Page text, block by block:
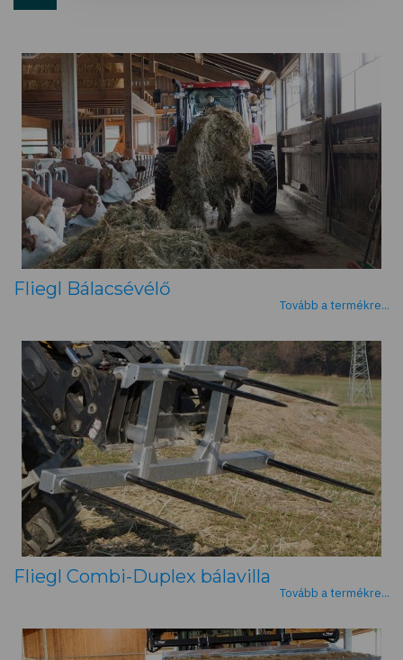
Fliegl Bálacsévélő
Tovább a termékre...
Fliegl Combi-Duplex bálavilla
Tovább a termékre...